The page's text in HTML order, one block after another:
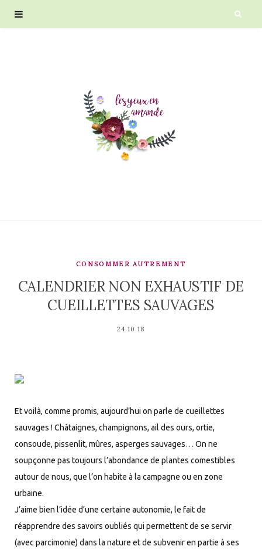
CONSOMMER AUTREMENT
CALENDRIER NON EXHAUSTIF DE
CUEILLETTES SAUVAGES
24.10.18
Et voilà, comme promis, aujourd’hui on parle de cueillettes
sauvages ! Châtaignes, champignons, ail des ours, ortie,
consoude, pissenlit, mûres, asperges sauvages… On ne
soupçonne pas toujours l’abondance de plantes comestibles
autour de nous, que l’on habite à la campagne ou en zone
urbaine.
J’aime bien l’idée d’une certaine autonomie, le fait de
réapprendre des savoirs oubliés qui permettent de se servir
(avec parcimonie) dans la nature et de subvenir en partie à ses